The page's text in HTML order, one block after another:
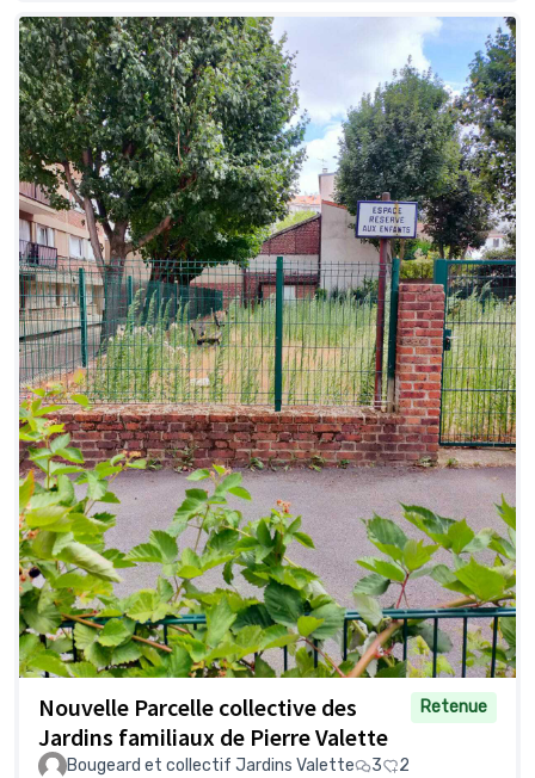
Nouvelle Parcelle collective des
Jardins familiaux de Pierre Valette
Retenue
Bougeard et collectif Jardins Valette 3 2